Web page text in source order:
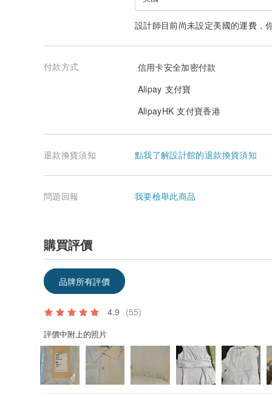
設計師目前尚未設定美國的運費，
付款方式
信用卡安全加密付款
Alipay 支付寶
AlipayHK 支付寶香港
退款換貨須知 點我了解設計館的退款換貨須知
問題回報 我要檢舉此商品
購買評價
品牌所有評價
4.9 (55)
評價中附上的照片